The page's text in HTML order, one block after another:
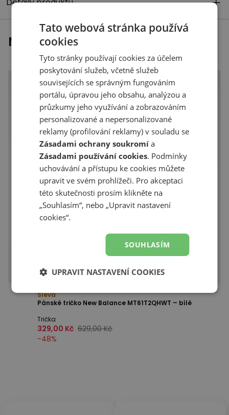
Detaily produktu
Naposledy prohlížené
Sleva
Pánské tričko New Balance MT61T2QHWT – bílé
Trička
329,00 Kč 629,00 Kč
-48%
Tato webová stránka používá
cookies
Tyto stránky používají cookies za účelem
poskytování služeb, včetně služeb
souvisejících se správným fungováním
portálu, úpravou jeho obsahu, analýzou a
průzkumy jeho využívání a zobrazováním
personalizované a nepersonalizované
reklamy (profilování reklamy) v souladu se
Zásadami ochrany soukromí a
Zásadami používání cookies. Podmínky
uchovávání a přístupu ke cookies můžete
upravit ve svém prohlížeči. Pro akceptaci
této skutečnosti prosím klikněte na
„Souhlasím“, nebo „Upravit nastavení
cookies“.
SOUHLASÍM
UPRAVIT NASTAVENÍ COOKIES